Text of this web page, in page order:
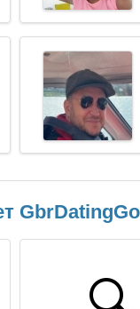
GbrDatingGo